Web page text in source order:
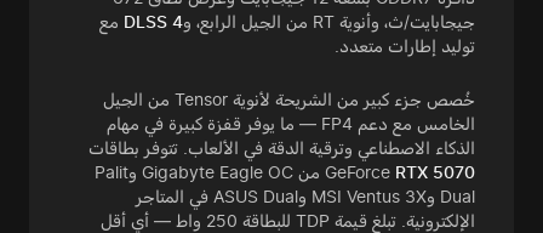
جيجابايت/ث، وأنوية RT من الجيل الرابع، و
DLSS 4 مع
توليد إطارات متعدد.
خُصص جزء كبير من الشريحة لأنوية Tensor من الجيل
الخامس مع دعم FP4 — ما يوفر قفزة كبيرة في مهام
الذكاء الاصطناعي وترقية الدقة في الألعاب. تتوفر بطاقات
GeForce RTX 5070
من Gigabyte Eagle OC وPalit
Dual وMSI Ventus 3X وASUS Dual في المتاجر
الإلكترونية. تبلغ قيمة TDP للبطاقة 250 واط — أي أقل